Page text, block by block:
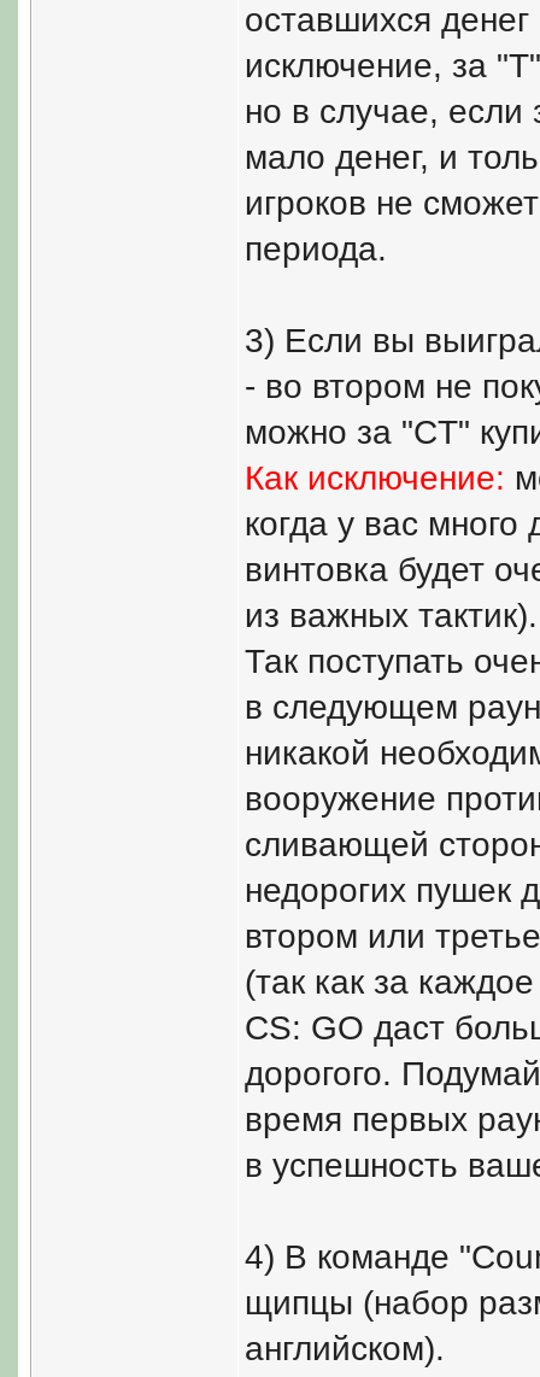
оставшихся
исключение, за
но в случае,
мало денег, и
игроков не
периода.
3) Если вы
- во втором не
можно за "CT"
Как исключение:
когда у вас много
винтовка будет
из важных
Так поступать
в следующем
никакой
вооружение
сливающей
недорогих пушек
втором или
(так как за
CS: GO даст
дорогого.
время первых
в успешность
4) В команде
щипцы (набор
английском).